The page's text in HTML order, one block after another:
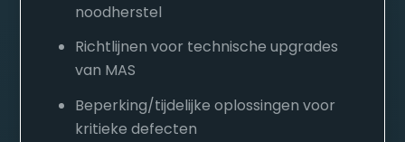
noodherstel
Richtlijnen voor technische upgrades
van MAS
Beperking/tijdelijke oplossingen voor
kritieke defecten